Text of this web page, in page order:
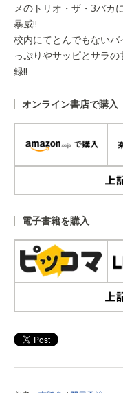
メのトリオ・ザ・3バカ
暴威!!
校内にてとんでもない
っぷりやサッピとサラ
録!!
オンライン書店で購入
電子書籍を購入